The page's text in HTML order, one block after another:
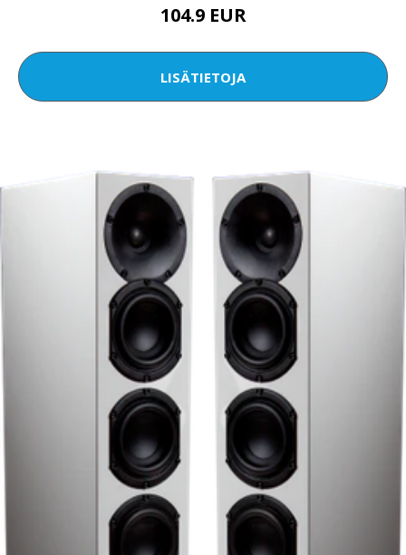
104.9 EUR
LISÄTIETOJA